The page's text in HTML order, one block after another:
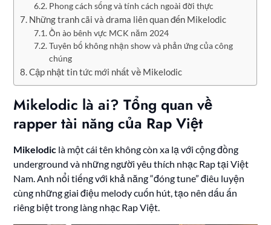
Phong cách sống và tính cách ngoài đời thực
Những tranh cãi và drama liên quan đến Mikelodic
Ồn ào bênh vực MCK năm 2024
Tuyên bố không nhận show và phản ứng của công
chúng
Cập nhật tin tức mới nhất về Mikelodic
Mikelodic là ai? Tổng quan về
rapper tài năng của Rap Việt
Mikelodic là một cái tên không còn xa lạ với cộng đồng
underground và những người yêu thích nhạc Rap tại Việt
Nam. Anh nổi tiếng với khả năng “đóng tune” điêu luyện
cùng những giai điệu melody cuốn hút, tạo nên dấu ấn
riêng biệt trong làng nhạc Rap Việt.